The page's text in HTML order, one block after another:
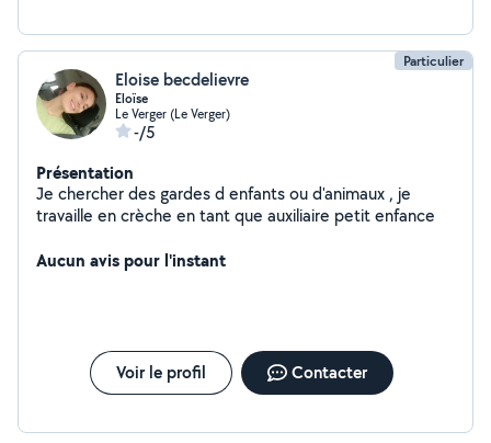
Particulier
Eloise becdelievre
Eloïse
Le Verger (Le Verger)
-/5
Présentation
Je chercher des gardes d enfants ou d'animaux , je
travaille en crèche en tant que auxiliaire petit enfance
Aucun avis pour l'instant
Voir le profil Contacter